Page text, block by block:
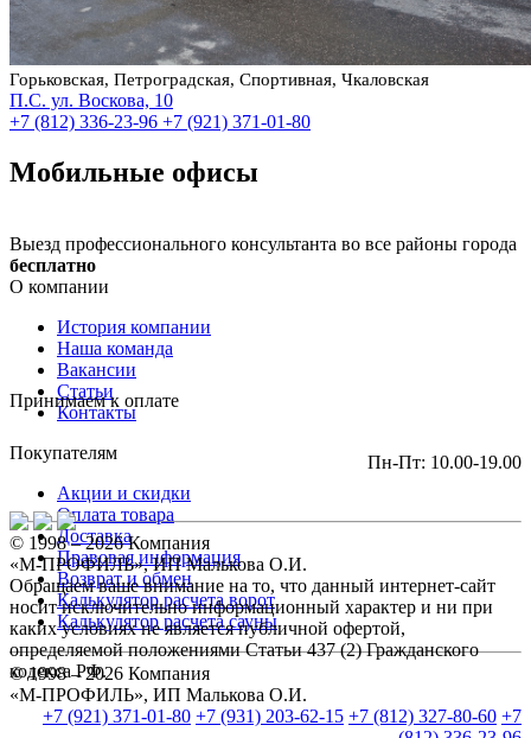
Горьковская, Петроградская, Спортивная, Чкаловская
П.С. ул. Воскова, 10
+7 (812) 336-23-96 +7 (921) 371-01-80
Мобильные офисы
Выезд профессионального консультанта во все районы города
бесплатно
О компании
История компании
Наша команда
Вакансии
Статьи
Контакты
Покупателям
Акции и скидки
Оплата товара
Доставка
Правовая информация
Возврат и обмен
Калькулятор расчета ворот
Калькулятор расчета сауны
© 1998 – 2026 Компания
«М-ПРОФИЛЬ», ИП Малькова О.И.
+7 (921) 371-01-80 +7 (931) 203-62-15 +7 (812) 327-80-60 +7
Принимаем к оплате
Пн-Пт: 10.00-19.00
© 1998 – 2026 Компания
«М-ПРОФИЛЬ», ИП Малькова О.И.
Обращаем ваше внимание на то, что данный интернет-сайт
носит исключительно информационный характер и ни при
каких условиях не является публичной офертой,
определяемой положениями Статьи 437 (2) Гражданского
кодекса РФ.